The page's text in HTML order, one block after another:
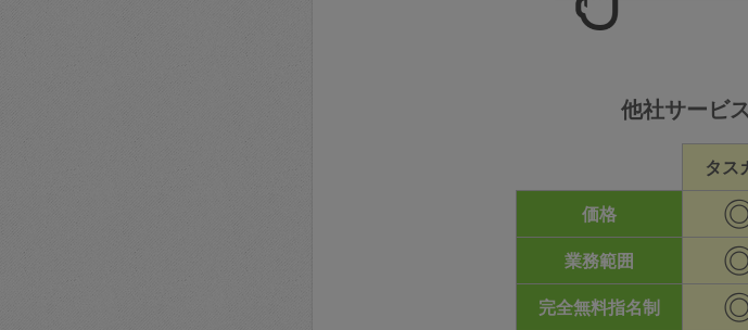
他社サービ
タス
価格
業務範囲
完全無料指名制